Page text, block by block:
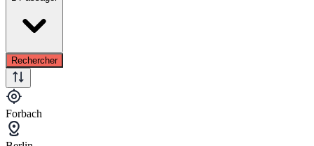
Rechercher
Forbach